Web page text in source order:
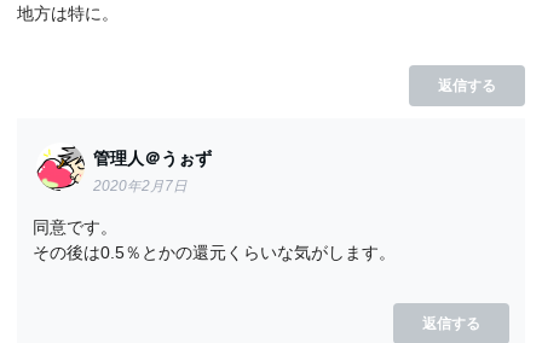
地方は特に。
返信する
管理人＠うぉず
2020年2月7日
同意です。
その後は0.5％とかの還元くらいな気がします。
返信する